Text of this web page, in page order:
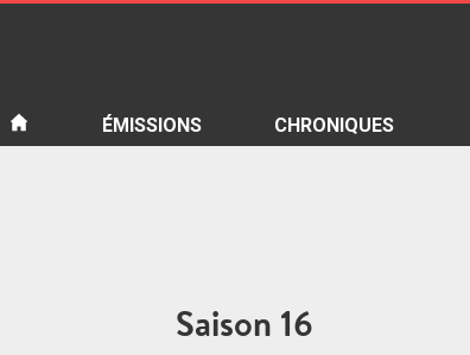
ÉMISSIONS CHRONIQUES
Saison 16